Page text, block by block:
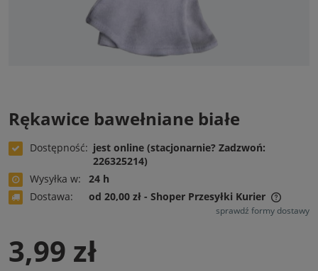
Rękawice bawełniane białe
Dostępność: jest online (stacjonarnie? Zadzwoń:
226325214)
Wysyłka w:
24 h
Dostawa:
od 20,00 zł - Shoper Przesyłki Kurier
Cena nie zawiera ewentualnych kosztów płatnościsprawdź formy dostawy
3,99 zł